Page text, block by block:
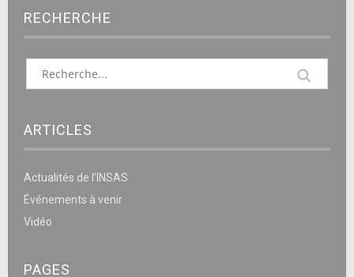
RECHERCHE
ARTICLES
Actualités de l’INSAS
Événements à venir
Vidéo
PAGES